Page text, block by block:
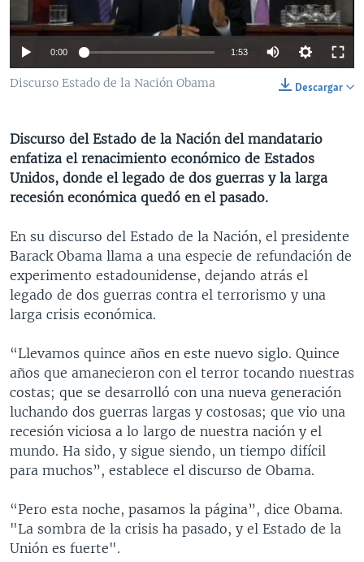
VENEZUELA
NICARAGUA
ECONOMÍA
TECNOLOGÍA
CIENCIA Y SALUD
MULTIMEDIA
FOTOGRAFÍA
EL MUNDO AL DÍA
VISIÓN 360
LAS CLAVES
PANORAMA
RADIO
AUDIONOTICIAS
BUENOS DÍAS AMÉRICA
ESTADOS UNIDOS AL DÍA
FORO [RADIO]
DEPORTIVO INTERNACIONAL
NOTA ECONÓMICA
DOCUMENTALES DE LA VOA
Learning English
Idiomas
0:00 1:53
Descargar
Discurso Estado de la Nación Obama
Discurso del Estado de la Nación del mandatario
enfatiza el renacimiento económico de Estados
Unidos, donde el legado de dos guerras y la larga
recesión económica quedó en el pasado.
En su discurso del Estado de la Nación, el presidente
Barack Obama llama a una especie de refundación de
experimento estadounidense, dejando atrás el
legado de dos guerras contra el terrorismo y una
larga crisis económica.
“Llevamos quince años en este nuevo siglo. Quince
años que amanecieron con el terror tocando nuestras
costas; que se desarrolló con una nueva generación
luchando dos guerras largas y costosas; que vio una
recesión viciosa a lo largo de nuestra nación y el
mundo. Ha sido, y sigue siendo, un tiempo difícil
para muchos”, establece el discurso de Obama.
“Pero esta noche, pasamos la página”, dice Obama.
"La sombra de la crisis ha pasado, y el Estado de la
Unión es fuerte".